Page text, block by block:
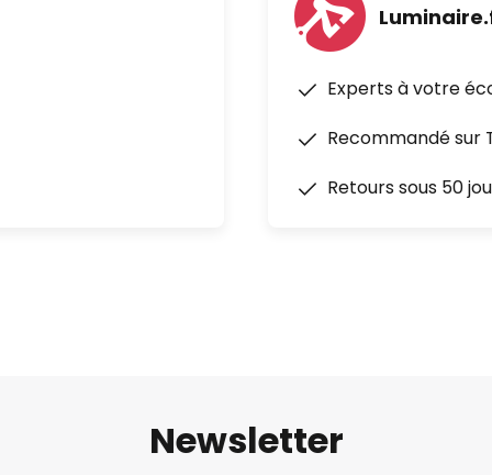
dB(A)
min)/W
2 piles rechargeables AAA
Experts à votre
Recommandé sur
Retours sous 50
Newsletter